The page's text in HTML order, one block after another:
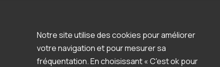
Contact
Accompagnement / support
Espace d'aide & support
Ressources
Clients & témoignages
Notre site utilise des cookies pour améliorer
votre navigation et pour mesurer sa
fréquentation. En choisissant « C'est ok pour